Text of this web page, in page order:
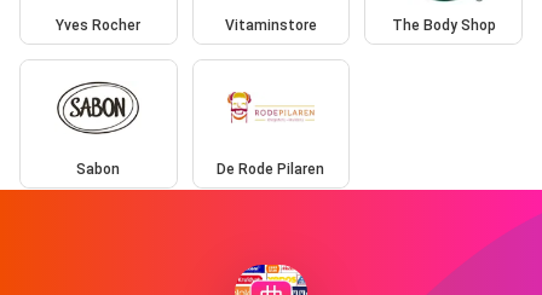
Yves Rocher Vitaminstore The Body Shop
Sabon De Rode Pilaren